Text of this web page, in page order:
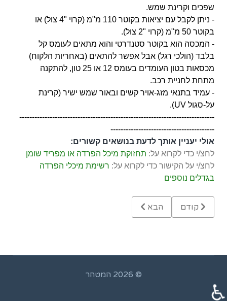
שפכים וקרינת שמש.
- ניתן לקבל עם יציאות בקוטר 110 מ"מ (קרוי "4 צול) או
בקוטר 50 מ"מ (קרוי "2 צול).
- המכסה הוא בקוטר סטנדרטי והוא מתאים לעומס קל
בלבד (הולכי רגל) אבל אפשר להתאים (באחריות הלקוח)
מכסאות בטון העומדים בעומס 12 או 25 טון, להתקנה
מתחת לחניית רכב.
- עמיד בתנאי מזג-אויר קשים ובאור שמש ישיר (קרינת
על-סגול UV).
-----------------------------------------------------------------------------
-----------------------------------------
אולי יעניין אותך לדעת בנושאים קשורים:
לחצ/י כדי לקרוא על: תחזוקת מיכל הפרדה או מפריד שומן
לחצ/י על הקישור כדי לקרוא על: רשימת מיכלי הפרדה
בגדלים נוספים
Previous article: מפריד שומן 130 ליטר תת-כריורי
קודם Next article: מיכל הפרדה למים 2000 ליטר להתקנה מעל או מתחת לקרקע
הבא
© 2026 המטהר